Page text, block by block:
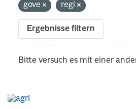
gove
regi
Ergebnisse filtern
Bitte versuch es mit einer